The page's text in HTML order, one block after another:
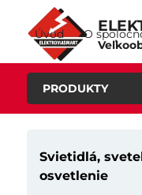
Úvod O
PRODUKTY
Svietidlá,
osvetlenie